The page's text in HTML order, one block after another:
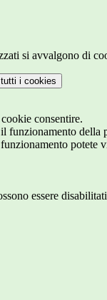
si avvalgono di
i cookies
consentire.
funzionamento
potete
essere